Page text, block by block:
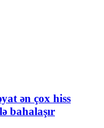
ən çox hiss
bahalaşır